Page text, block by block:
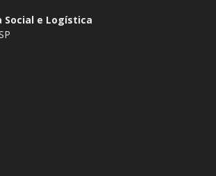
Social e Logística